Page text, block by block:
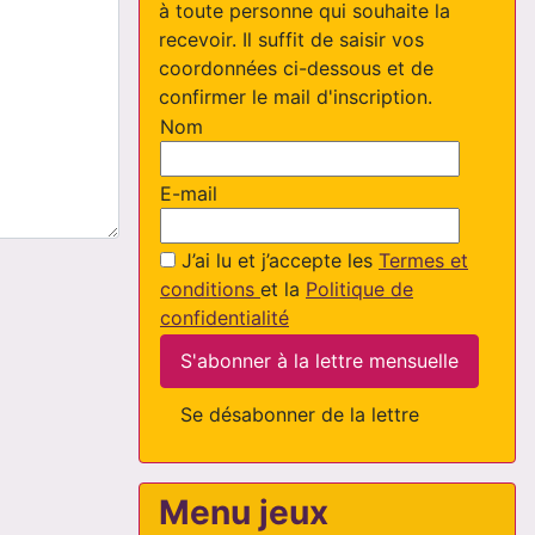
à toute personne qui souhaite la
recevoir. Il suffit de saisir vos
coordonnées ci-dessous et de
confirmer le mail d'inscription.
Nom
E-mail
J’ai lu et j’accepte les Termes et
conditions et la Politique de
confidentialité
S'abonner à la lettre mensuelle
Se désabonner de la lettre
Menu jeux